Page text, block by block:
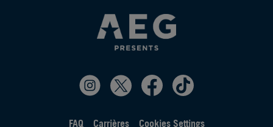
FAQ Carrières Cookies Settings